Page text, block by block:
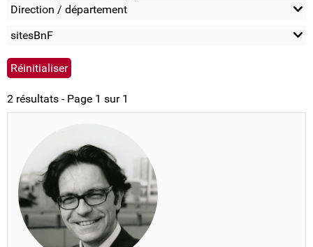
Direction / département
sitesBnF
2 résultats - Page 1 sur 1